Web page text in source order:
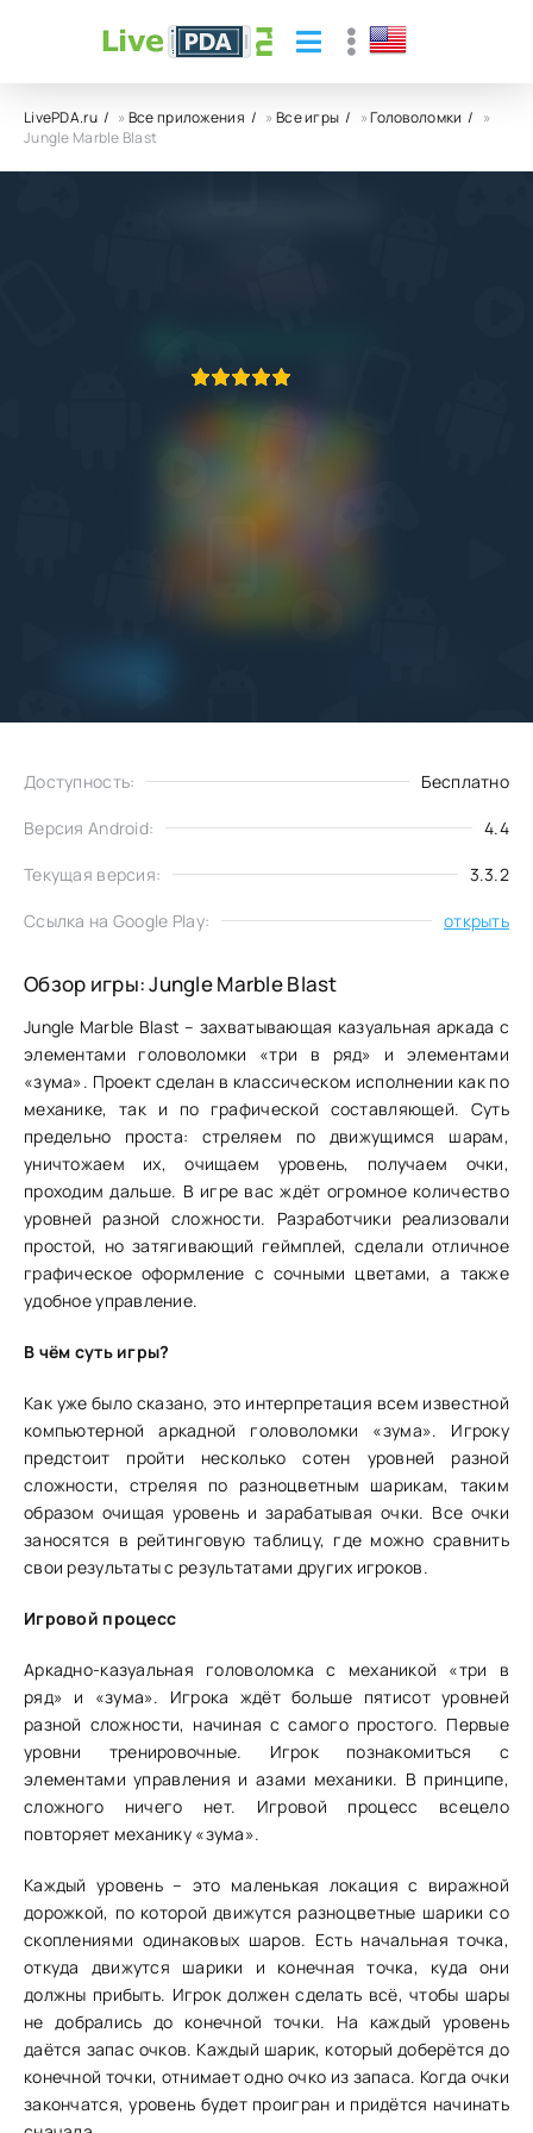
LivePDA.ru »Все приложения »Все игры »Головоломки
»
Jungle Marble Blast
Доступность: Бесплатно
Версия Android: 4.4
Текущая версия: 3.3.2
Ссылка на Google Play: открыть
Обзор игры: Jungle Marble Blast
Jungle Marble Blast – захватывающая казуальная аркада с
элементами головоломки «три в ряд» и элементами
«зума». Проект сделан в классическом исполнении как по
механике, так и по графической составляющей. Суть
предельно проста: стреляем по движущимся шарам,
уничтожаем их, очищаем уровень, получаем очки,
проходим дальше. В игре вас ждёт огромное количество
уровней разной сложности. Разработчики реализовали
простой, но затягивающий геймплей, сделали отличное
графическое оформление с сочными цветами, а также
удобное управление.
В чём суть игры?
Как уже было сказано, это интерпретация всем известной
компьютерной аркадной головоломки «зума». Игроку
предстоит пройти несколько сотен уровней разной
сложности, стреляя по разноцветным шарикам, таким
образом очищая уровень и зарабатывая очки. Все очки
заносятся в рейтинговую таблицу, где можно сравнить
свои результаты с результатами других игроков.
Игровой процесс
Аркадно-казуальная головоломка с механикой «три в
ряд» и «зума». Игрока ждёт больше пятисот уровней
разной сложности, начиная с самого простого. Первые
уровни тренировочные. Игрок познакомиться с
элементами управления и азами механики. В принципе,
сложного ничего нет. Игровой процесс всецело
повторяет механику «зума».
Каждый уровень – это маленькая локация с виражной
дорожкой, по которой движутся разноцветные шарики со
скоплениями одинаковых шаров. Есть начальная точка,
откуда движутся шарики и конечная точка, куда они
должны прибыть. Игрок должен сделать всё, чтобы шары
не добрались до конечной точки. На каждый уровень
даётся запас очков. Каждый шарик, который доберётся до
конечной точки, отнимает одно очко из запаса. Когда очки
закончатся, уровень будет проигран и придётся начинать